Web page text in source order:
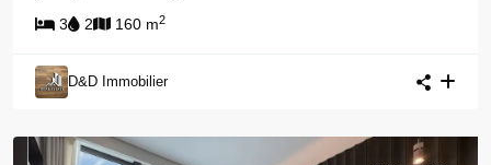
3 2 160 m2
D&D Immobilier